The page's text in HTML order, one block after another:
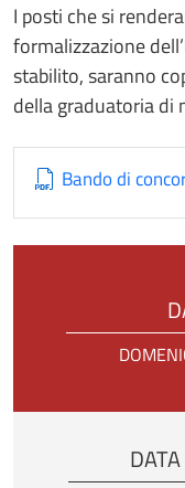
I posti che si
formalizzazione
stabilito, saranno
della graduatoria di
Bando di